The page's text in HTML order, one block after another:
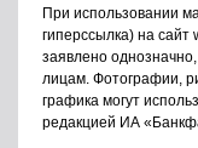
При использовании
гиперссылка) на сайт
заявлено
лицам. Фотографии,
графика могут
редакцией ИА